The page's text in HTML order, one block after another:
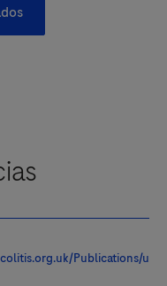
Publications/u